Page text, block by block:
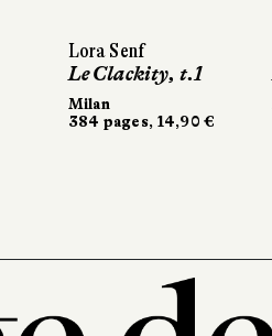
Lora Senf
Le Clackity, t.1
Milan
384 pages, 14,90 €